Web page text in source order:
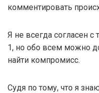
комментировать
Я не всегда согласен
1, но обо всем можно
найти компромисс.
Судя по тому, что я